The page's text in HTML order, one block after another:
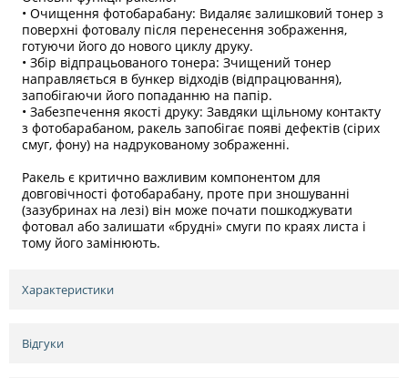
• Очищення фотобарабану: Видаляє залишковий тонер з
поверхні фотовалу після перенесення зображення,
готуючи його до нового циклу друку.
• Збір відпрацьованого тонера: Зчищений тонер
направляється в бункер відходів (відпрацювання),
запобігаючи його попаданню на папір.
• Забезпечення якості друку: Завдяки щільному контакту
з фотобарабаном, ракель запобігає появі дефектів (сірих
смуг, фону) на надрукованому зображенні.
Ракель є критично важливим компонентом для
довговічності фотобарабану, проте при зношуванні
(зазубринах на лезі) він може почати пошкоджувати
фотовал або залишати «брудні» смуги по краях листа і
тому його замінюють.
Характеристики
Відгуки